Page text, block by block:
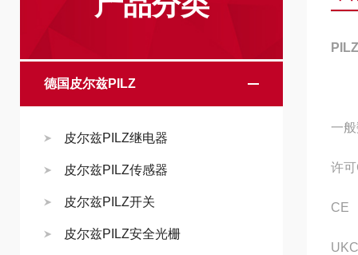
德国皮尔兹PILZ
皮尔兹PILZ继电器
皮尔兹PILZ传感器
皮尔兹PILZ开关
皮尔兹PILZ安全光栅
一
许可
CE